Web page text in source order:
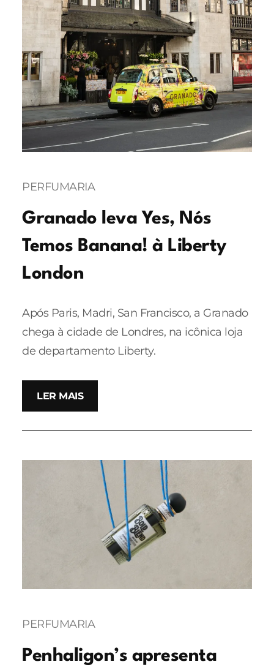
PERFUMARIA
Granado leva Yes, Nós
Temos Banana! à Liberty
London
Após Paris, Madri, San Francisco, a Granado
chega à cidade de Londres, na icônica loja
de departamento Liberty.
LER MAIS
PERFUMARIA
Penhaligon’s apresenta